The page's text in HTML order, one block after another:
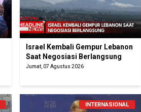
Israel Kembali Gempur Lebanon
Saat Negosiasi Berlangsung
Jumat, 07 Agustus 2026
INTERNASIONAL